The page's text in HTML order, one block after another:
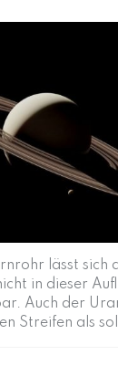
lässt sich
in dieser
Auch der
Streifen als